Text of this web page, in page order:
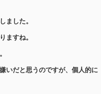
ました。
ますね。
いだと思うのですが、個人的に